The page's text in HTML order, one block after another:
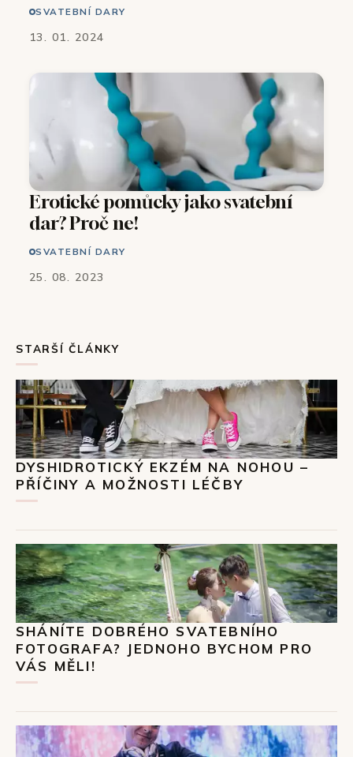
SVATEBNÍ DARY
13. 01. 2024
Erotické pomůcky jako svatební
dar? Proč ne!
SVATEBNÍ DARY
25. 08. 2023
STARŠÍ ČLÁNKY
DYSHIDROTICKÝ EKZÉM NA NOHOU –
PŘÍČINY A MOŽNOSTI LÉČBY
SHÁNÍTE DOBRÉHO SVATEBNÍHO
FOTOGRAFA? JEDNOHO BYCHOM PRO
VÁS MĚLI!